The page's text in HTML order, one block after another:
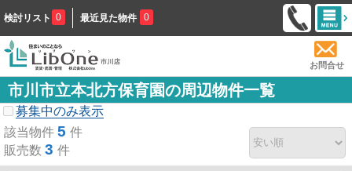
検討リスト 0 最近見た物件 0
お問合せ
市川市立本北方保育園の周辺物件一覧
募集中のみ表示
該当物件 5 件
販売数 3 件